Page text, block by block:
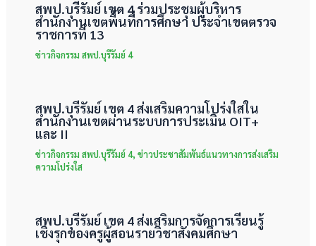
สพป.บุรีรัมย์ เขต 4 ร่วมประชุมผู้บริหาร
สำนักงานเขตพื้นที่การศึกษา ประจำเขตตรวจ
ราชการที่ 13
ข่าวกิจกรรม สพป.บุรีรัมย์ 4
สพป.บุรีรัมย์ เขต 4 ส่งเสริมความโปร่งใสใน
สำนักงานเขตผ่านระบบการประเมิน OIT+
และ II
ข่าวกิจกรรม สพป.บุรีรัมย์ 4, ข่าวประชาสัมพันธ์แนวทางการส่งเสริม
ความโปร่งใส
สพป.บุรีรัมย์ เขต 4 ส่งเสริมการจัดการเรียนรู้
เชิงรุกของครูผู้สอนรายวิชาสังคมศึกษา